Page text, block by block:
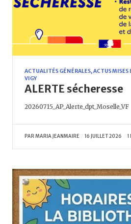
ACTUALITÉS GÉNÉRALES,ACTUS MISES
VIGY
ALERTE sécheresse
20260715_AP_Alerte_dpt_Moselle_VF
PARMARIA JEANMAIRE 16 JUILLET 2026 1